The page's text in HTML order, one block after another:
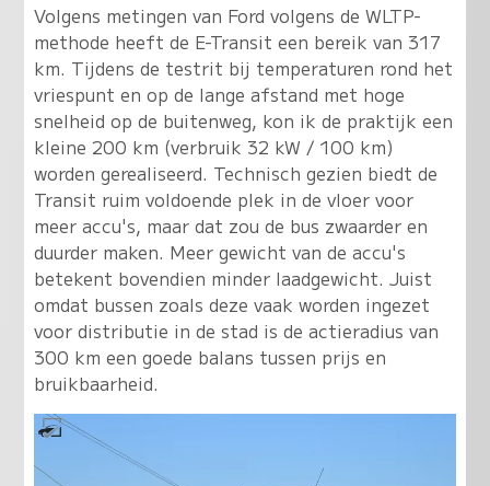
Volgens metingen van Ford volgens de WLTP-
methode heeft de E-Transit een bereik van 317
km. Tijdens de testrit bij temperaturen rond het
vriespunt en op de lange afstand met hoge
snelheid op de buitenweg, kon ik de praktijk een
kleine 200 km (verbruik 32 kW / 100 km)
worden gerealiseerd. Technisch gezien biedt de
Transit ruim voldoende plek in de vloer voor
meer accu's, maar dat zou de bus zwaarder en
duurder maken. Meer gewicht van de accu's
betekent bovendien minder laadgewicht. Juist
omdat bussen zoals deze vaak worden ingezet
voor distributie in de stad is de actieradius van
300 km een goede balans tussen prijs en
bruikbaarheid.